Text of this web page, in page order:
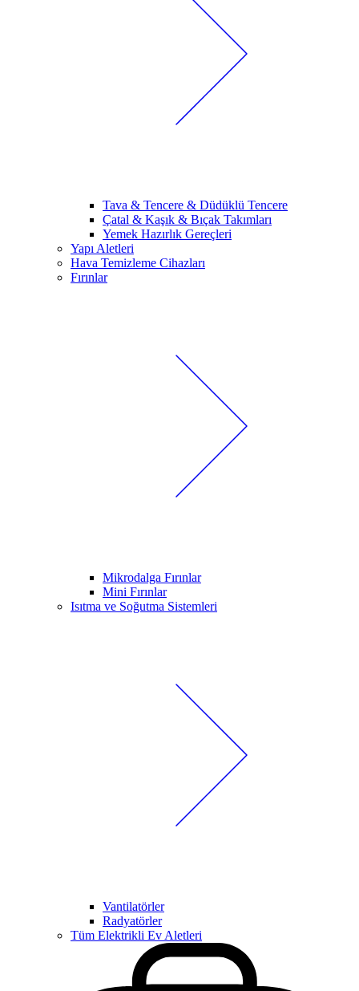
Tava & Tencere & Düdüklü Tencere
Çatal & Kaşık & Bıçak Takımları
Yemek Hazırlık Gereçleri
Yapı Aletleri
Hava Temizleme Cihazları
Fırınlar
Mikrodalga Fırınlar
Mini Fırınlar
Isıtma ve Soğutma Sistemleri
Vantilatörler
Radyatörler
Tüm Elektrikli Ev Aletleri